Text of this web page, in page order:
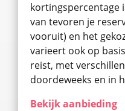
kortingspercentage
van tevoren je
vooruit) en het
varieert ook op
reist, met
doordeweeks en in
Bekijk aanbieding